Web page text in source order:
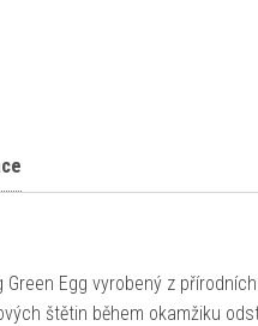
Egg vyrobený z
štětin během okamžiku